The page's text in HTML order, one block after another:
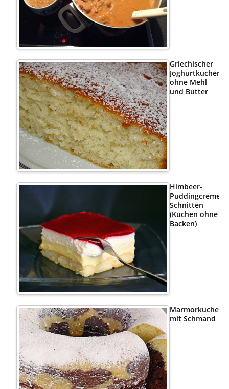
Griechischer
Joghurtkuchen
ohne Mehl
und Butter
Himbeer-
Puddingcreme
Schnitten
(Kuchen ohne
Backen)
Marmorkuchen
mit Schmand